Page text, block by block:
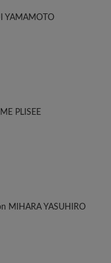
YAMAMOTO
PLISEE
MIHARA YASUHIRO